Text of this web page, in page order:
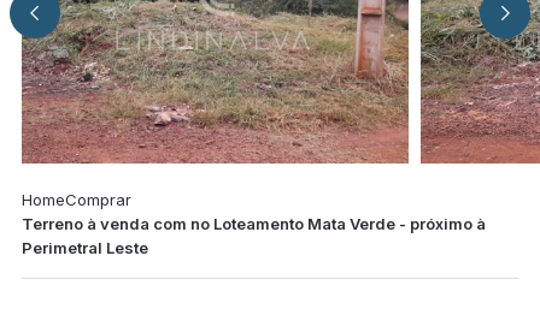
HomeComprar
Terreno à venda com no Loteamento Mata Verde - próximo à
Perimetral Leste